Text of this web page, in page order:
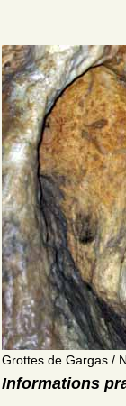
Grottes de Gargas /
Informations